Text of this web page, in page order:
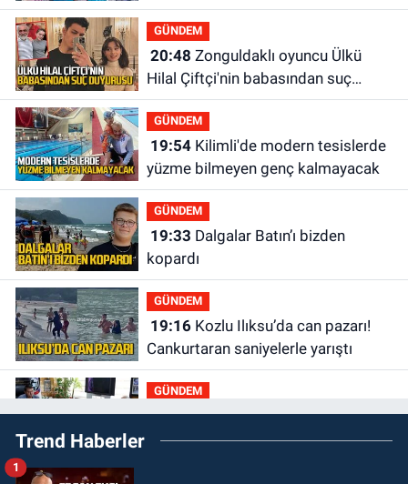
geri ödemiyor!
GÜNDEM
20:48
Hilal Çiftçi'nin babasından suç
duyurusu
GÜNDEM
19:54Kilimli'de modern tesislerde
yüzme bilmeyen genç kalmayacak
GÜNDEM
19:33
kopardı
GÜNDEM
19:16Kozlu Ilıksu’da can pazarı!
Cankurtaran saniyelerle yarıştı
GÜNDEM
19:01Çaycumalılar Derneği
Başkanı Savaş Çiloğlu GMİS
Trend Haberler
1